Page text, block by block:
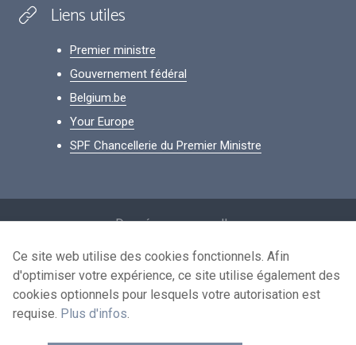
Liens utiles
Premier ministre
Gouvernement fédéral
Belgium.be
Your Europe
SPF Chancellerie du Premier Ministre
Données personnelles
Conditions de réutilisation
Contactez-nous
Ce site web utilise des cookies fonctionnels. Afin
d'optimiser votre expérience, ce site utilise également des
cookies optionnels pour lesquels votre autorisation est
requise. Plus d'infos.